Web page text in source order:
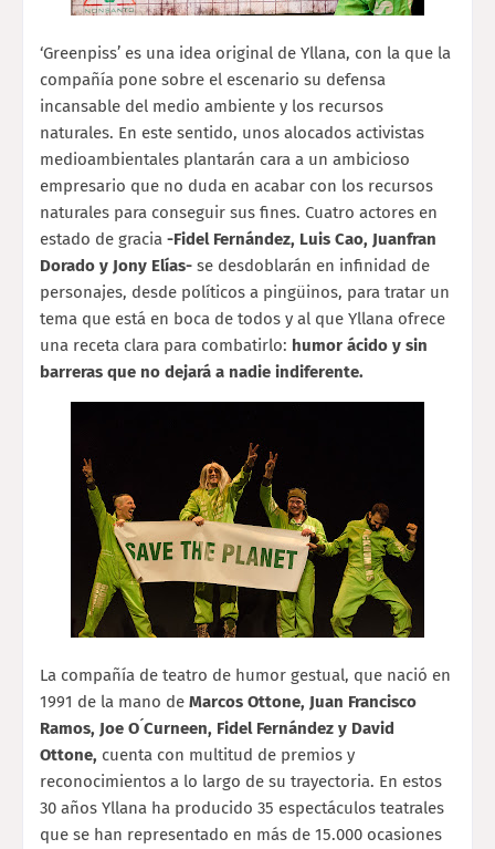
‘Greenpiss’ es una idea original de Yllana, con la que la
compañía pone sobre el escenario su defensa
incansable del medio ambiente y los recursos
naturales. En este sentido, unos alocados activistas
medioambientales plantarán cara a un ambicioso
empresario que no duda en acabar con los recursos
naturales para conseguir sus fines. Cuatro actores en
estado de gracia -Fidel Fernández, Luis Cao, Juanfran
Dorado y Jony Elías- se desdoblarán en infinidad de
personajes, desde políticos a pingüinos, para tratar un
tema que está en boca de todos y al que Yllana ofrece
una receta clara para combatirlo: humor ácido y sin
barreras que no dejará a nadie indiferente.
La compañía de teatro de humor gestual, que nació en
1991 de la mano de Marcos Ottone, Juan Francisco
Ramos, Joe O ́Curneen, Fidel Fernández y David
Ottone, cuenta con multitud de premios y
reconocimientos a lo largo de su trayectoria. En estos
30 años Yllana ha producido 35 espectáculos teatrales
que se han representado en más de 15.000 ocasiones